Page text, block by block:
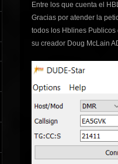
Entre los que cuenta el
Gracias por atender la
todos los Hblines
su creador Doug McLain